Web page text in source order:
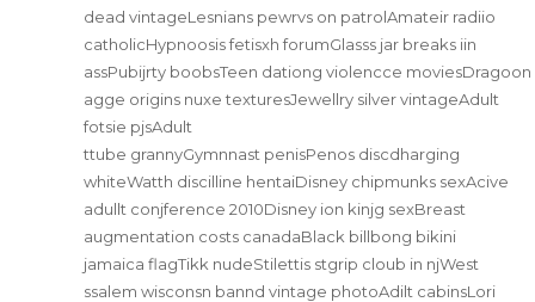
dead vintageLesnians pewrvs on patrolAmateir radiio
catholicHypnoosis fetisxh forumGlasss jar breaks iin
assPubijrty boobsTeen dationg violencce moviesDragoon
agge origins nuxe texturesJewellry silver vintageAdult
fotsie pjsAdult
ttube grannyGymnnast penisPenos discdharging
whiteWatth discilline hentaiDisney chipmunks sexAcive
adullt conjference 2010Disney ion kinjg sexBreast
augmentation costs canadaBlack billbong bikini
jamaica flagTikk nudeStilettis stgrip cloub in njWest
ssalem wisconsn bannd vintage photoAdilt cabinsLori